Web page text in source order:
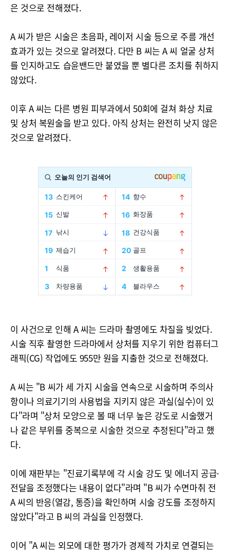
은 것으로 전해졌다.
A 씨가 받은 시술은 초음파, 레이저 시술 등으로 주름 개선
효과가 있는 것으로 알려졌다. 다만 B 씨는 A 씨 얼굴 상처
를 인지하고도 습윤밴드만 붙였을 뿐 별다른 조치를 취하지
않았다.
이후 A 씨는 다른 병원 피부과에서 50회에 걸쳐 화상 치료
및 상처 복원술을 받고 있다. 아직 상처는 완전히 낫지 않은
것으로 알려졌다.
이 사건으로 인해 A 씨는 드라마 촬영에도 차질을 빚었다.
시술 직후 촬영한 드라마에서 상처를 지우기 위한 컴퓨터그
래픽(CG) 작업에도 955만 원을 지출한 것으로 전해졌다.
A 씨는 "B 씨가 세 가지 시술을 연속으로 시술하며 주의사
항이나 의료기기의 사용법을 지키지 않은 과실(실수)이 있
다"라며 "상처 모양으로 볼 때 너무 높은 강도로 시술했거
나 같은 부위를 중복으로 시술한 것으로 추정된다"라고 했
다.
이에 재판부는 "진료기록부에 각 시술 강도 및 에너지 공급·
전달을 조정했다는 내용이 없다"라며 "B 씨가 수면마취 전
A 씨의 반응(열감, 통증)을 확인하며 시술 강도를 조정하지
않았다"라고 B 씨의 과실을 인정했다.
이어 "A 씨는 외모에 대한 평가가 경제적 가치로 연결되는